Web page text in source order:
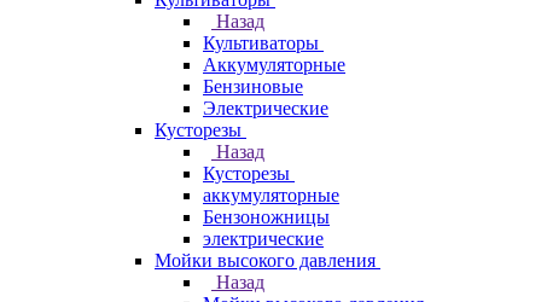
Назад
Культиваторы
Аккумуляторные
Бензиновые
Электрические
Кусторезы
Назад
Кусторезы
аккумуляторные
Бензоножницы
электрические
Мойки высокого давления
Назад